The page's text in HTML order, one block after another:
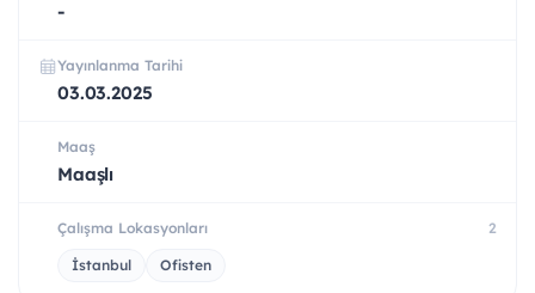
-
Yayınlanma Tarihi
03.03.2025
Maaş
Maaşlı
Çalışma Lokasyonları 2
İstanbul Ofisten